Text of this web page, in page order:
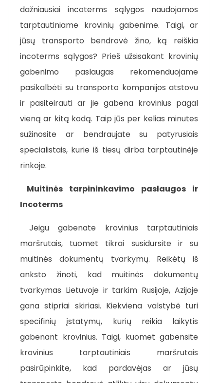
dažniausiai incoterms sąlygos naudojamos
tarptautiniame krovinių gabenime. Taigi, ar
jūsų transporto bendrovė žino, ką reiškia
incoterms sąlygos? Prieš užsisakant krovinių
gabenimo paslaugas rekomenduojame
pasikalbėti su transporto kompanijos atstovu
ir pasiteirauti ar jie gabena krovinius pagal
vieną ar kitą kodą. Taip jūs per kelias minutes
sužinosite ar bendraujate su patyrusiais
specialistais, kurie iš tiesų dirba tarptautinėje
rinkoje.
Muitinės tarpininkavimo paslaugos ir
Incoterms
Jeigu gabenate krovinius tarptautiniais
maršrutais, tuomet tikrai susidursite ir su
muitinės dokumentų tvarkymų. Reikėtų iš
anksto žinoti, kad muitinės dokumentų
tvarkymas Lietuvoje ir tarkim Rusijoje, Azijoje
gana stipriai skiriasi. Kiekviena valstybė turi
specifinių įstatymų, kurių reikia laikytis
gabenant krovinius. Taigi, kuomet gabensite
krovinius tarptautiniais maršrutais
pasirūpinkite, kad pardavėjas ar jūsų